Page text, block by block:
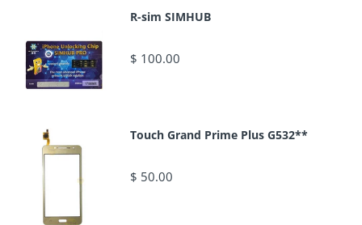
R-sim SIMHUB
$ 100.00
Touch Grand Prime Plus G532**
$ 50.00